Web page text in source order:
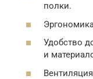
полки.
Удобство
и